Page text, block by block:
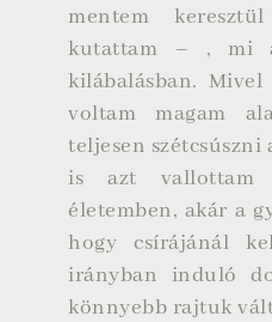
mentem
kutattam – , mi
kilábalásban.
voltam magam
teljesen szétcsúszni
is azt
életemben, akár a
hogy csírájánál
irányban induló
könnyebb rajtuk